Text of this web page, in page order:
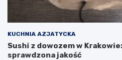
KUCHNIA AZJATYCKA
Sushi z dowozem w
sprawdzona jakość